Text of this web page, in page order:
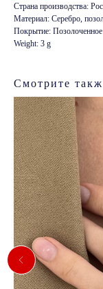
Страна производства:
Материал: Серебро,
Покрытие: Позолоченное
Weight: 3 g
Смотрите